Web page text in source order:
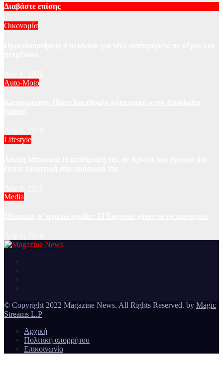
Διαβάστε επίσης
Οικονομία
Auto-Moto
Lifestyle
Media
© Copyright 2022 Magazine News. All Rights Reserved. by Magic
Streams L.P
Αρχική
Πολιτική απορρήτου
Επικοινωνία